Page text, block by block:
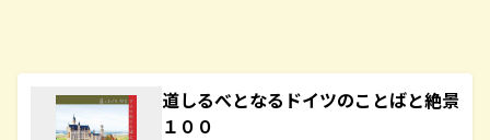
道しるべとなるドイツのことばと絶景
１００